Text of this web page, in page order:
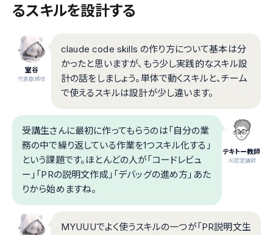
るスキルを設計する
室谷
代表取締役
claude code skills の作り方について基本は分
かったと思いますが、もう少し実践的なスキル設
計の話をしましょう。単体で動くスキルと、チーム
で使えるスキルは設計が少し違います。
テキトー教師
.AI認定講師
受講生さんに最初に作ってもらうのは「自分の業
務の中で繰り返している作業を1つスキル化する」
という課題です。ほとんどの人が「コードレビュ
ー」「PRの説明文作成」「デバッグの進め方」あた
りから始めますね。
MYUUUでよく使うスキルの一つが「PR説明文生